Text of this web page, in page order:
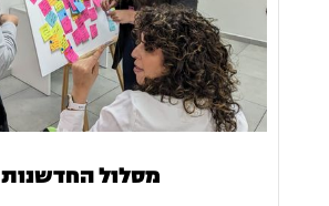
מסלול החדשנות